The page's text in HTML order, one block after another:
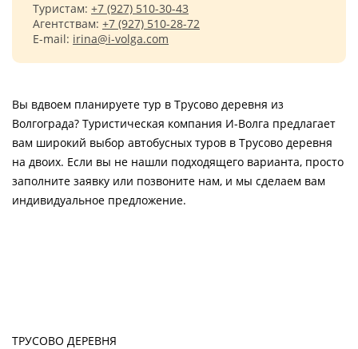
Туристам: +7 (927) 510-30-43
Агентствам: +7 (927) 510-28-72
E-mail: irina@i-volga.com
Вы вдвоем планируете тур в Трусово деревня из
Волгограда? Туристическая компания И-Волга предлагает
вам широкий выбор автобусных туров в Трусово деревня
на двоих. Если вы не нашли подходящего варианта, просто
заполните заявку или позвоните нам, и мы сделаем вам
индивидуальное предложение.
ТРУСОВО ДЕРЕВНЯ